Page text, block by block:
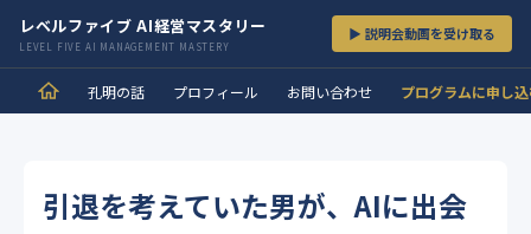
レベルファイブ AI経営マスタリー
LEVEL FIVE AI MANAGEMENT MASTERY
▶ 説明会動画を受け取る
孔明の話 プロフィール お問い合わせ プログラムに申し
引退を考えていた男が、AIに出会